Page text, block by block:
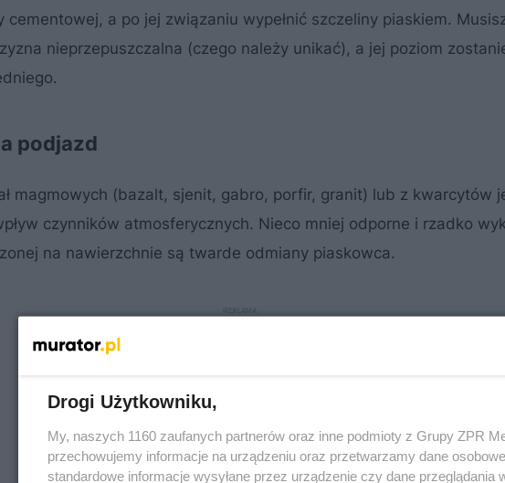
a po jej związaniu wypełnić szczeliny piaskiem.
nieprzepuszczalna (czego należy unikać), a jej poziom
podjazd
magmowych (bazalt, sjenit, gabro, porfir, granit) lub z kwarcytów
czynników atmosferycznych. Nieco mniej odporne i rzadko
na nawierzchnie są twarde odmiany piaskowca.
Drogi Użytkowniku,
My, naszych 1160 zaufanych partnerów oraz inne podmioty z Grupy ZPR
przechowujemy informacje na urządzeniu oraz przetwarzamy dane
standardowe informacje wysyłane przez urządzenie czy dane przeglądania